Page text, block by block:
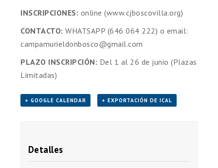
INSCRIPCIONES: online (www.cjboscovilla.org)
CONTACTO: WHATSAPP (646 064 222) o email:
campamurieldonbosco@gmail.com
PLAZO INSCRIPCIÓN: Del 1 al 26 de junio (Plazas
Limitadas)
+ GOOGLE CALENDAR + EXPORTACIÓN DE ICAL
Detalles